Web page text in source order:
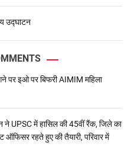
उद्घाटन
पर इओ पर बिफरी AIMIM महिला
ने UPSC में हासिल की 45वीं रैंक, जिले का
ऑफिसर रहते हुए की तैयारी, परिवार में